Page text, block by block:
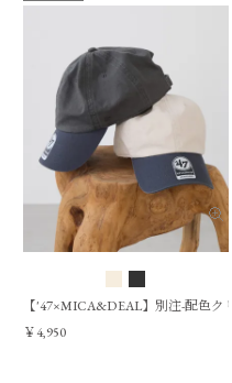
【'47×MICA&DEAL】別注-配色ク
￥4,950